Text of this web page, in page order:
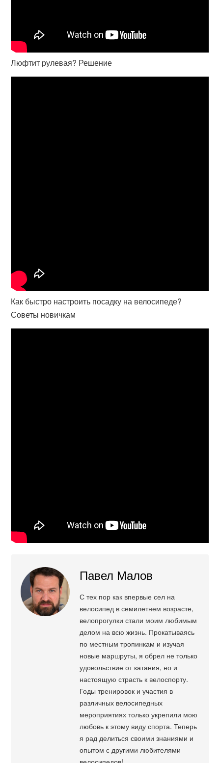
Люфтит рулевая? Решение
Как быстро настроить посадку на велосипеде?
Советы новичкам
Павел Малов
С тех пор как впервые сел на
велосипед в семилетнем возрасте,
велопрогулки стали моим любимым
делом на всю жизнь. Прокатываясь
по местным тропинкам и изучая
новые маршруты, я обрел не только
удовольствие от катания, но и
настоящую страсть к велоспорту.
Годы тренировок и участия в
различных велосипедных
мероприятиях только укрепили мою
любовь к этому виду спорта. Теперь
я рад делиться своими знаниями и
опытом с другими любителями